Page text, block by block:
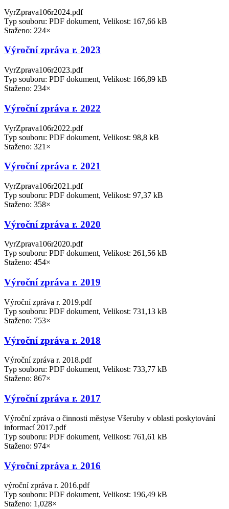
VyrZprava106r2024.pdf
Typ souboru: PDF dokument, Velikost: 167,66 kB
Staženo: 224×
Výroční zpráva r. 2023
VyrZprava106r2023.pdf
Typ souboru: PDF dokument, Velikost: 166,89 kB
Staženo: 234×
Výroční zpráva r. 2022
VyrZprava106r2022.pdf
Typ souboru: PDF dokument, Velikost: 98,8 kB
Staženo: 321×
Výroční zpráva r. 2021
VyrZprava106r2021.pdf
Typ souboru: PDF dokument, Velikost: 97,37 kB
Staženo: 358×
Výroční zpráva r. 2020
VyrZprava106r2020.pdf
Typ souboru: PDF dokument, Velikost: 261,56 kB
Staženo: 454×
Výroční zpráva r. 2019
Výroční zpráva r. 2019.pdf
Typ souboru: PDF dokument, Velikost: 731,13 kB
Staženo: 753×
Výroční zpráva r. 2018
Výroční zpráva r. 2018.pdf
Typ souboru: PDF dokument, Velikost: 733,77 kB
Staženo: 867×
Výroční zpráva r. 2017
Výroční zpráva o činnosti městyse Všeruby v oblasti poskytování
informací 2017.pdf
Typ souboru: PDF dokument, Velikost: 761,61 kB
Staženo: 974×
Výroční zpráva r. 2016
výroční zpráva r. 2016.pdf
Typ souboru: PDF dokument, Velikost: 196,49 kB
Staženo: 1,028×